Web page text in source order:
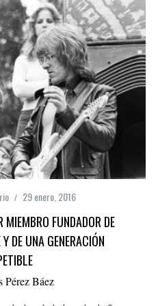
29 enero, 2016
FUNDADOR DE
DE UNA GENERACIÓN
Pérez Báez